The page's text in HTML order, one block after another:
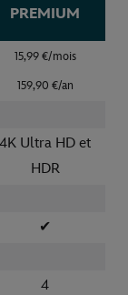
PREMIUM
15,99 €/mois
159,90 €/an
4K Ultra HD et
HDR
✔
4